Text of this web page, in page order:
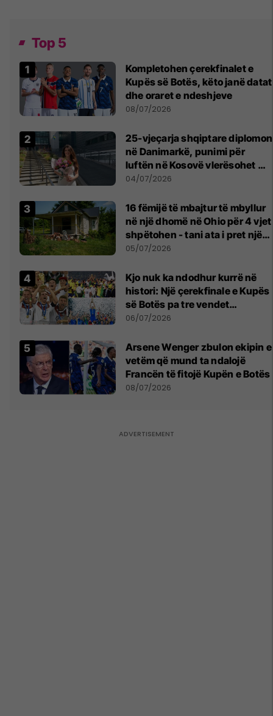
Top 5
Kompletohen çerekfinalet e
Kupës së Botës, këto janë datat
dhe oraret e ndeshjeve
08/07/2026
25-vjeçarja shqiptare diplomon
në Danimarkë, punimi për
luftën në Kosovë vlerësohet me
notën më të lartë
04/07/2026
16 fëmijë të mbajtur të mbyllur
në një dhomë në Ohio për 4 vjet
shpëtohen - tani ata i pret një
sfidë e madhe
05/07/2026
Kjo nuk ka ndodhur kurrë në
histori: Një çerekfinale e Kupës
së Botës pa tre vendet
legjendare të futbollit
06/07/2026
Arsene Wenger zbulon ekipin e
vetëm që mund ta ndalojë
Francën të fitojë Kupën e Botës
08/07/2026